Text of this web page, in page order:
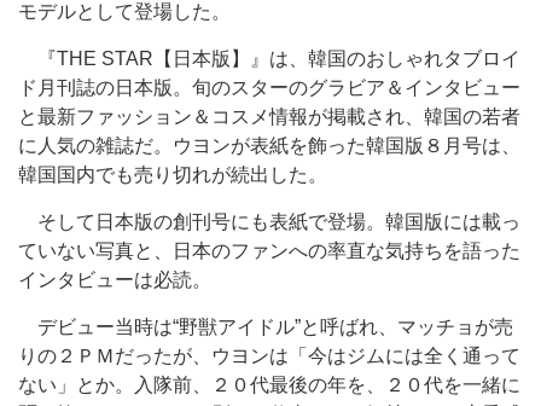
モデルとして登場した。
『THE STAR【日本版】』は、韓国のおしゃれタブロイ
ド月刊誌の日本版。旬のスターのグラビア＆インタビュー
と最新ファッション＆コスメ情報が掲載され、韓国の若者
に人気の雑誌だ。ウヨンが表紙を飾った韓国版８月号は、
韓国国内でも売り切れが続出した。
そして日本版の創刊号にも表紙で登場。韓国版には載っ
ていない写真と、日本のファンへの率直な気持ちを語った
インタビューは必読。
デビュー当時は“野獣アイドル”と呼ばれ、マッチョが売
りの２ＰＭだったが、ウヨンは「今はジムには全く通って
ない」とか。入隊前、２０代最後の年を、２０代を一緒に